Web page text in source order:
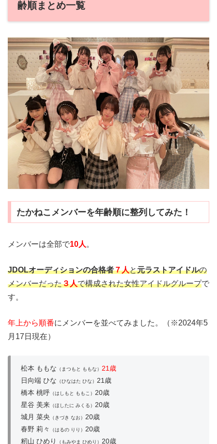
齢順まとめ一覧
たかねこメンバーを年齢順に整列してみた！
メンバーは全部で10人 。
JDOLオーディションの合格者７人と元ラストアイドルの
メンバーだった３人で構成された女性アイドルグループで
す。
年上から順番にメンバーを並べてみました。（※2024年5
月17日現在）
松本 ももな （まつもと ももな） 21歳
日向端 ひな （ひなはた ひな） 21歳
橋本 桃呼 （はしもと ももこ） 20歳
星谷 美来 （ほしたに みくる） 20歳
城月 菜央 （きづき なお） 20歳
春野 莉々
（はるの りり） 20歳
籾山 ひめり
（もみやま ひめり） 20歳